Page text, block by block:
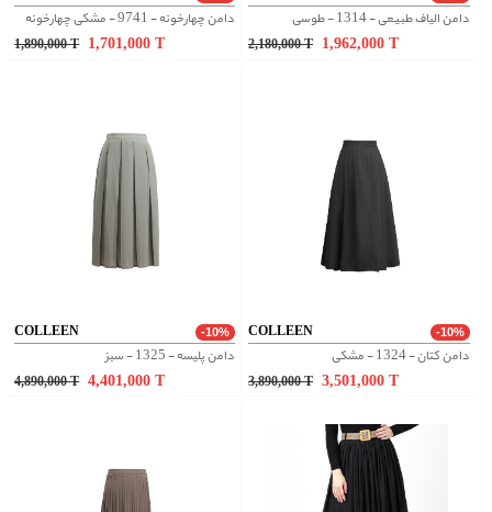
دامن چهارخونه - 9741 - مشکی چهارخونه
1,890,000 T 1,701,000
دامن الیاف طبیعی - 1314 - طوسی
2,180,000 T 1,962,000
COLLEEN -10%
دامن پلیسه - 1325 - سبز
4,890,000 T 4,401,000
COLLEEN -10%
دامن کتان - 1324 - مشکی
3,890,000 T 3,501,000